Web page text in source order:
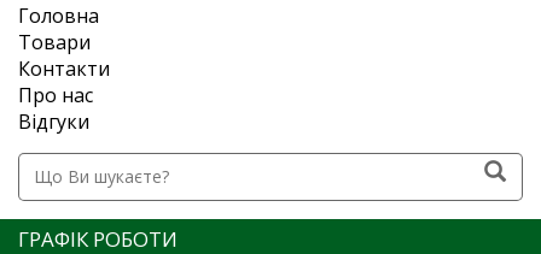
Головна
Товари
Контакти
Про нас
Відгуки
ГРАФІК РОБОТИ